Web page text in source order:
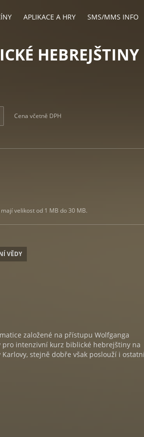
APLIKACE A HRY SMS/MMS INFO
HEBREJŠTINY
Cena včetně DPH
velikost od 1 MB do 30 MB.
VĚDY
založené na přístupu Wolfganga
intenzivní kurz biblické hebrejštiny na
stejně dobře však poslouží i